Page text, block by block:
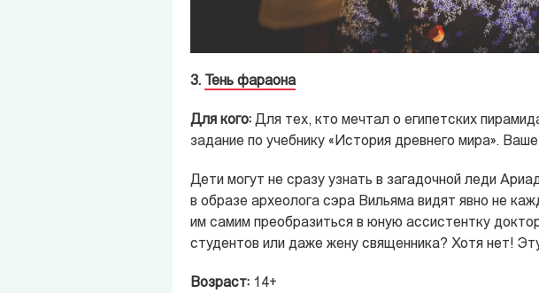
3. Тень фараона
Для кого:Для тех, кто мечтал о египетских
задание по учебнику «История древнего мира».
Дети могут не сразу узнать в загадочной леди
в образе археолога сэра Вильяма видят явно не
им самим преобразиться в юную ассистентку
студентов или даже жену священника? Хотя нет!
Возраст:14+